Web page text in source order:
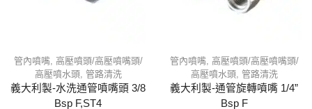
管內噴嘴, 高壓噴頭/高壓噴嘴頭/
高壓噴水頭, 管路清洗
義大利製-水洗通管噴嘴頭 3/8
Bsp F,ST4
管內噴嘴, 高壓噴頭/高壓噴嘴頭/
高壓噴水頭, 管路清洗
義大利製-通管旋轉噴嘴 1/4”
Bsp F